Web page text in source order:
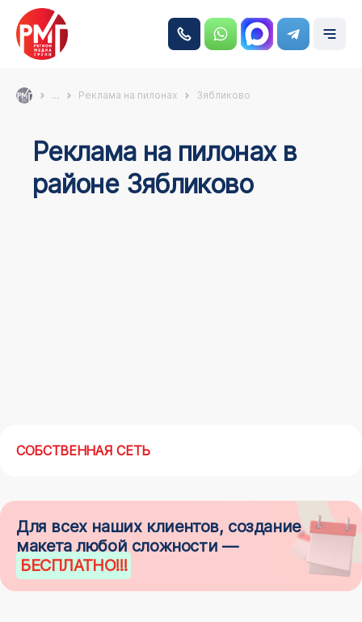
... Реклама на пилонах Зябликово
Реклама на пилонах в
районе Зябликово
СОБСТВЕННАЯ СЕТЬ
Для всех наших клиентов, создание
макета любой сложности —
БЕСПЛАТНО!!!